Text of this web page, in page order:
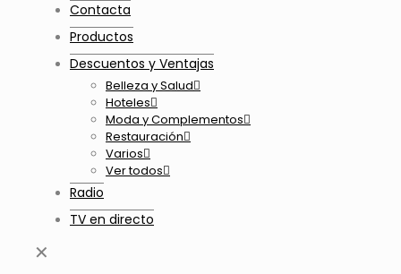
Contacta
Productos
Descuentos y Ventajas
Belleza y Salud
Hoteles
Moda y Complementos
Restauración
Varios
Ver todos
Radio
TV en directo
✕